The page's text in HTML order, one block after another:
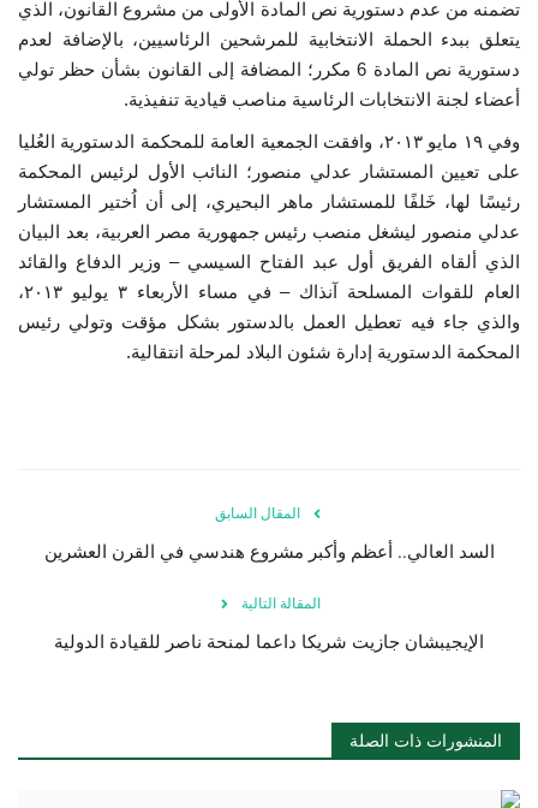
تضمنه من عدم دستورية نص المادة الأولى من مشروع القانون، الذي
يتعلق ببدء الحملة الانتخابية للمرشحين الرئاسيين، بالإضافة لعدم
دستورية نص المادة 6 مكرر؛ المضافة إلى القانون بشأن حظر تولي
أعضاء لجنة الانتخابات الرئاسية مناصب قيادية تنفيذية.
وفي ١٩ مايو ٢٠١٣، وافقت الجمعية العامة للمحكمة الدستورية العُليا
على تعيين المستشار عدلي منصور؛ النائب الأول لرئيس المحكمة
رئيسًا لها، خَلفًا للمستشار ماهر البحيري، إلى أن اُختير المستشار
عدلي منصور ليشغل منصب رئيس جمهورية مصر العربية، بعد البيان
الذي ألقاه الفريق أول عبد الفتاح السيسي – وزير الدفاع والقائد
العام للقوات المسلحة آنذاك – في مساء الأربعاء ٣ يوليو ٢٠١٣،
والذي جاء فيه تعطيل العمل بالدستور بشكل مؤقت وتولي رئيس
المحكمة الدستورية إدارة شئون البلاد لمرحلة انتقالية.
المقال السابق
السد العالي.. أعظم وأكبر مشروع هندسي في القرن العشرين
المقالة التالية
الإيجيبشان جازيت شريكا داعما لمنحة ناصر للقيادة الدولية
المنشورات ذات الصلة